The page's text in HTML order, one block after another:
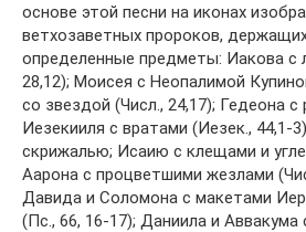
основе этой песни на иконах
ветхозаветных пророков,
определенные предметы: Иакова с
28,12); Моисея с Неопалимой
со звездой (Числ., 24,17); Гедеона с
Иезекииля с вратами (Иезек., 44,1-
скрижалью; Исаию с клещами и
Аарона с процветшими жезлами
Давида и Соломона с макетами
(Пс., 66, 16-17); Даниила и Аввакума